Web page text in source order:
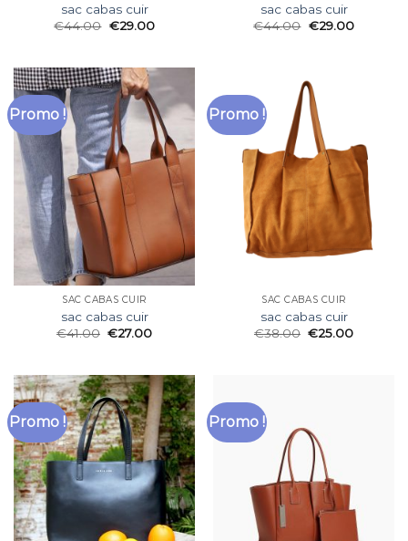
sac cabas cuir
€44.00 €29.00
sac cabas cuir
€44.00 €29.00
Promo !
SAC CABAS CUIR
sac cabas cuir
€41.00 €27.00
Promo !
SAC CABAS CUIR
sac cabas cuir
€38.00 €25.00
Promo ! Promo !